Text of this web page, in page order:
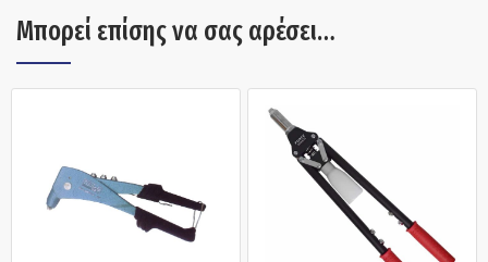
Μπορεί επίσης να σας αρέσει…